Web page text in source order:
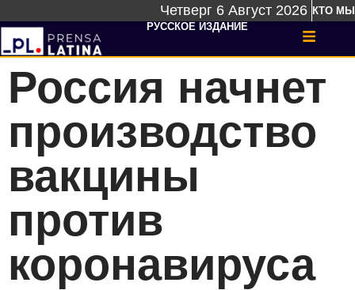
Четверг 6 Август 2026 КТО МЫ
РУССКОЕ ИЗДАНИЕ
Россия начнет
производство
вакцины
против
коронавируса